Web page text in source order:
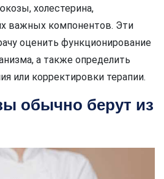
холестерина,
важных компонентов. Эти
оценить функционирование
а также определить
или корректировки терапии.
обычно берут из